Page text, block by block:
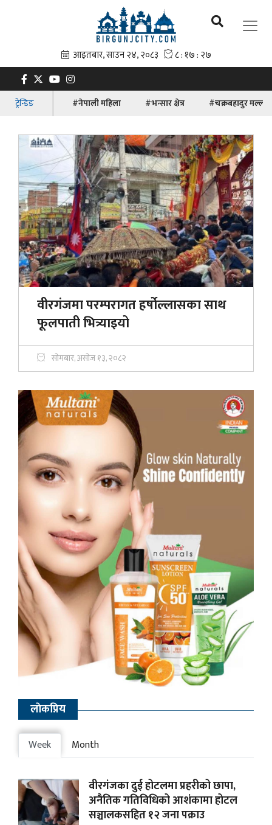
ट्रेन्डिङ #नेपाली महिला #भन्सार क्षेत्र #चक्रबहादुर मल्ल
वीरगंजमा परम्परागत हर्षोल्लासका साथ
फूलपाती भित्र्याइयो
सोमबार, असोज १३, २०८२
लाेकप्रिय
Week Month
वीरगंजका दुई होटलमा प्रहरीको छापा,
अनैतिक गतिविधिको आशंकामा होटल
सञ्चालकसहित १२ जना पक्राउ